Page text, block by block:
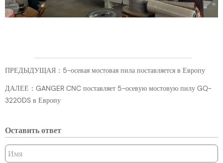
ПРЕДЫДУЩАЯ： 5-осевая мостовая пила поставляется в Европу
ДАЛЕЕ： GANGER CNC поставляет 5-осевую мостовую пилу GQ-
3220DS в Европу
Оставить ответ